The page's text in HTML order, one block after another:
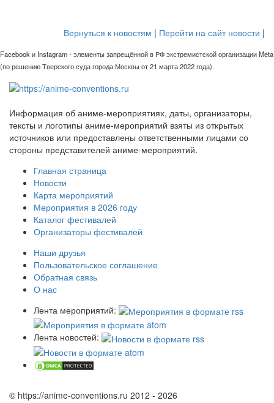
Вернуться к новостям | Перейти на сайт новости |
Facebook и Instagram - элементы запрещённой в РФ экстремистской организации Meta
(по решению Тверского суда города Москвы от 21 марта 2022 года).
Информация об аниме-мероприятиях, даты, организаторы,
тексты и логотипы аниме-мероприятий взяты из открытых
источников или предоставлены ответственными лицами со
стороны представителей аниме-мероприятий.
Главная страница
Новости
Карта мероприятий
Мероприятия в 2026 году
Каталог фестивалей
Организаторы фестивалей
Наши друзья
Пользовательское соглашение
Обратная связь
О нас
Лента мероприятий:
Лента новостей:
© https://anime-conventions.ru 2012 - 2026